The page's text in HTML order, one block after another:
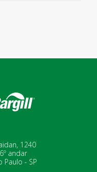
1240
andar
Paulo - SP